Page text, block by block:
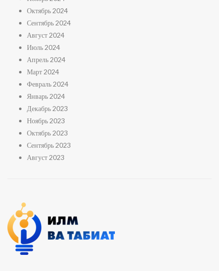
Октябрь 2024
Сентябрь 2024
Август 2024
Июль 2024
Апрель 2024
Март 2024
Февраль 2024
Январь 2024
Декабрь 2023
Ноябрь 2023
Октябрь 2023
Сентябрь 2023
Август 2023